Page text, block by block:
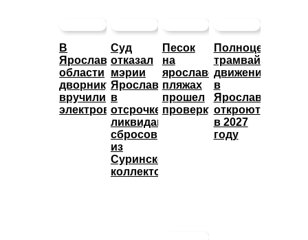
В
Ярославской
области
дворнику
вручили
электровелосипед
Суд
отказал
мэрии
Ярославля
в
отсрочке
ликвидации
сбросов
из
Суринского
коллектора
Песок
на
ярославских
пляжах
прошел
проверку
Полноценное
трамвайное
движение
в
Ярославле
откроют
в 2027
году